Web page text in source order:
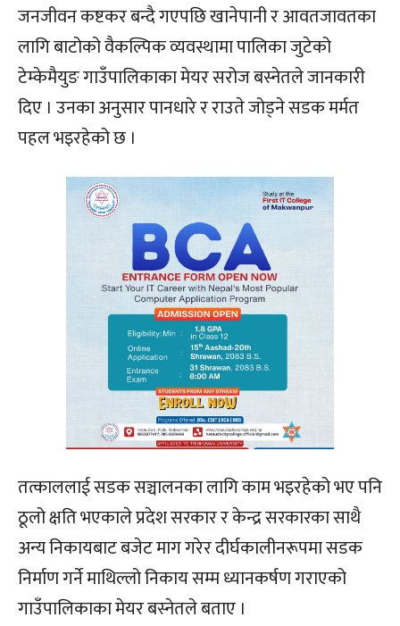
जनजीवन कष्टकर बन्दै गएपछि खानेपानी र आवतजावतका
लागि बाटोको वैकल्पिक व्यवस्थामा पालिका जुटेको
टेम्केमैयुङ गाउँपालिकाका मेयर सरोज बस्नेतले जानकारी
दिए । उनका अनुसार पानधारे र राउते जोड्ने सडक मर्मत
पहल भइरहेको छ ।
तत्काललाई सडक सञ्चालनका लागि काम भइरहेको भए पनि
ठूलो क्षति भएकाले प्रदेश सरकार र केन्द्र सरकारका साथै
अन्य निकायबाट बजेट माग गरेर दीर्घकालीनरूपमा सडक
निर्माण गर्ने माथिल्लो निकाय सम्म ध्यानकर्षण गराएको
गाउँपालिकाका मेयर बस्नेतले बताए ।